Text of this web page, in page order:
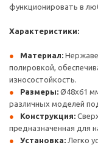
функционировать в
Характеристики:
Материал:
полировкой,
износостойкость.
Размеры: Ø48x61
различных моделей
Конструкция:
предназначенная для
Установка: Легко